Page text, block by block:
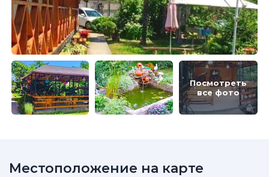
Посмотреть
все фото
Местоположение на карте